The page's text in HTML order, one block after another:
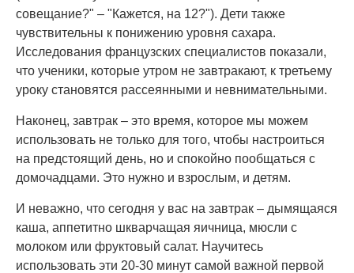
совещание?" – "Кажется, на 12?"). Дети также
чувствительны к понижению уровня сахара.
Исследования французских специалистов показали,
что ученики, которые утром не завтракают, к третьему
уроку становятся рассеянными и невнимательными.
Наконец, завтрак – это время, которое мы можем
использовать не только для того, чтобы настроиться
на предстоящий день, но и спокойно пообщаться с
домочадцами. Это нужно и взрослым, и детям.
И неважно, что сегодня у вас на завтрак – дымящаяся
каша, аппетитно шкварчащая яичница, мюсли с
молоком или фруктовый салат. Научитесь
использовать эти 20-30 минут самой важной первой